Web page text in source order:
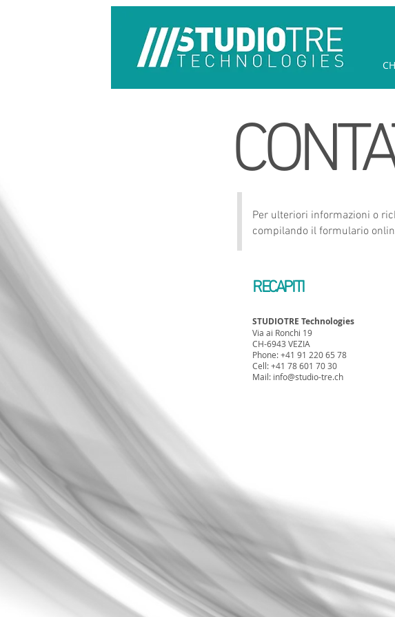
Per ulteriori informazioni o
compilando il formulario
RECAPITI
STUDIOTRE Technologies
Via ai Ronchi 19
CH-6943 VEZIA
Phone: +41 91 220 65 78
Cell: +41 78 601 70 30
Mail: info@studio-tre.ch